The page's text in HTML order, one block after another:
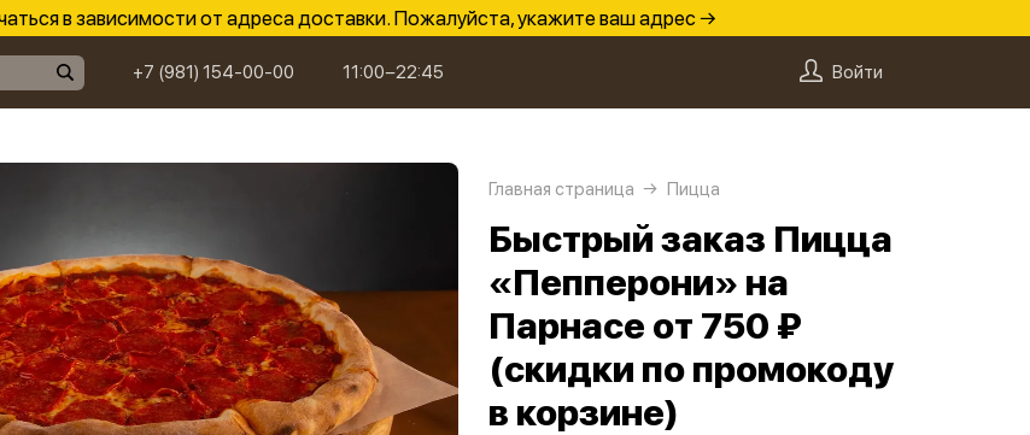
в зависимости от адреса доставки. Пожалуйста, укажите ваш адрес →
+7 (981) 154-00-00 11:00−22:45 Войти
Главная страница Пицца
Быстрый заказ Пицца
«Пепперони» на
Парнасе от 750 ₽
(скидки по промокоду
в корзине)